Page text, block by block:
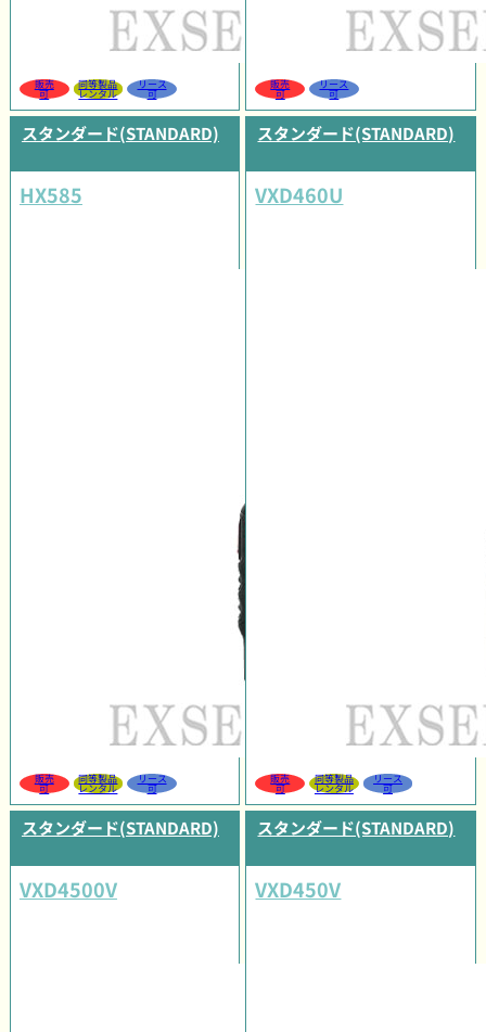
販売
可
同等製品
レンタル
リース
可
販売
可
リース
可
スタンダード(STANDARD)
HX585
販売
可
同等製品
レンタル
リース
可
スタンダード(STANDARD)
VXD460U
販売
可
同等製品
レンタル
リース
可
スタンダード(STANDARD)
VXD4500V
スタンダード(STANDARD)
VXD450V